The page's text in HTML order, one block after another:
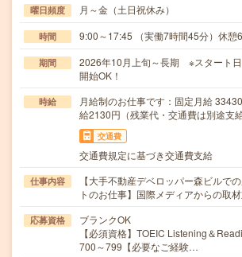
曜日頻度 月～金（土日祝休み）
時間 9:00～17:45 （実働7時間45分）休
期間
2026年10月上旬～長期 ※スタート
開始OK！
時給
月給制のお仕事です：固定月給
給2130円（残業代・交通費は別途支
交通費
交通費規定に基づき交通費支給
仕事内容
【大手不動産デベロッパー森ビルで
トのお仕事】国際メディアからの取
応募資格
ブランクOK
【必須資格】TOEIC Listening＆
700～799【必要なご経験…